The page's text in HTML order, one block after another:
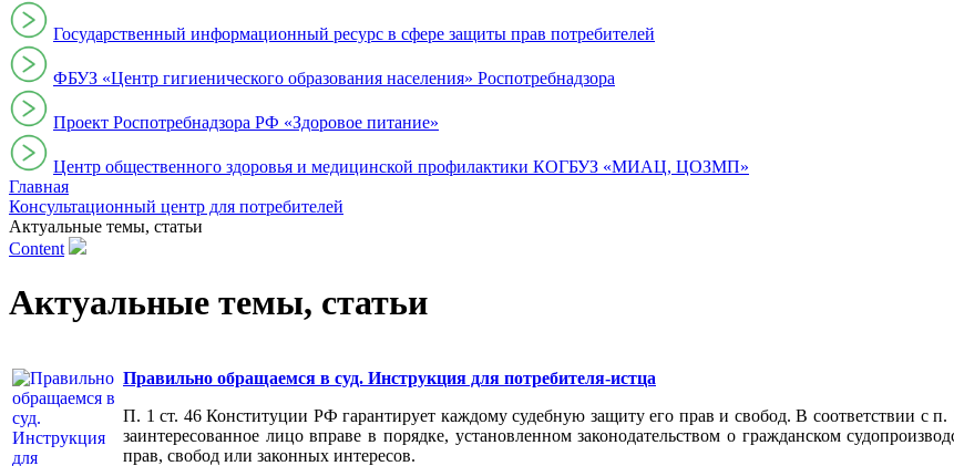
Государственный информационный ресурс в сфере защиты прав потребителей
ФБУЗ «Центр гигиенического образования населения» Роспотребнадзора
Проект Роспотребнадзора РФ «Здоровое питание»
Центр общественного здоровья и медицинской профилактики КОГБУЗ «МИАЦ, ЦОЗМП»
Главная
Консультационный центр для потребителей
Актуальные темы, cтатьи
Content
Актуальные темы, статьи
Правильно обращаемся в суд. Инструкция для потребителя-истца
П. 1 ст. 46 Конституции РФ гарантирует каждому судебную защиту его прав и свобод. В соответствии с
заинтересованное лицо вправе в порядке, установленном законодательством о гражданском
прав, свобод или законных интересов.